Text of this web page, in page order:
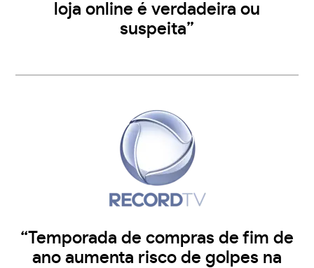
loja online é verdadeira ou
suspeita”
“Temporada de compras de fim de
ano aumenta risco de golpes na